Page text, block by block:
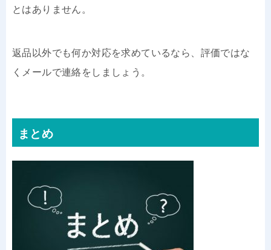
とはありません。
返品以外でも何か対応を求めているなら、評価ではな
くメールで連絡をしましょう。
まとめ